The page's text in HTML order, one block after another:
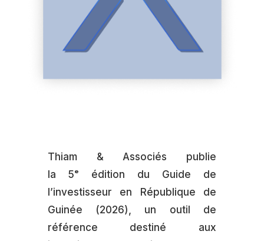
Thiam & Associés publie
la 5ᵉ édition du Guide de
l’investisseur en République de
Guinée (2026), un outil de
référence destiné aux